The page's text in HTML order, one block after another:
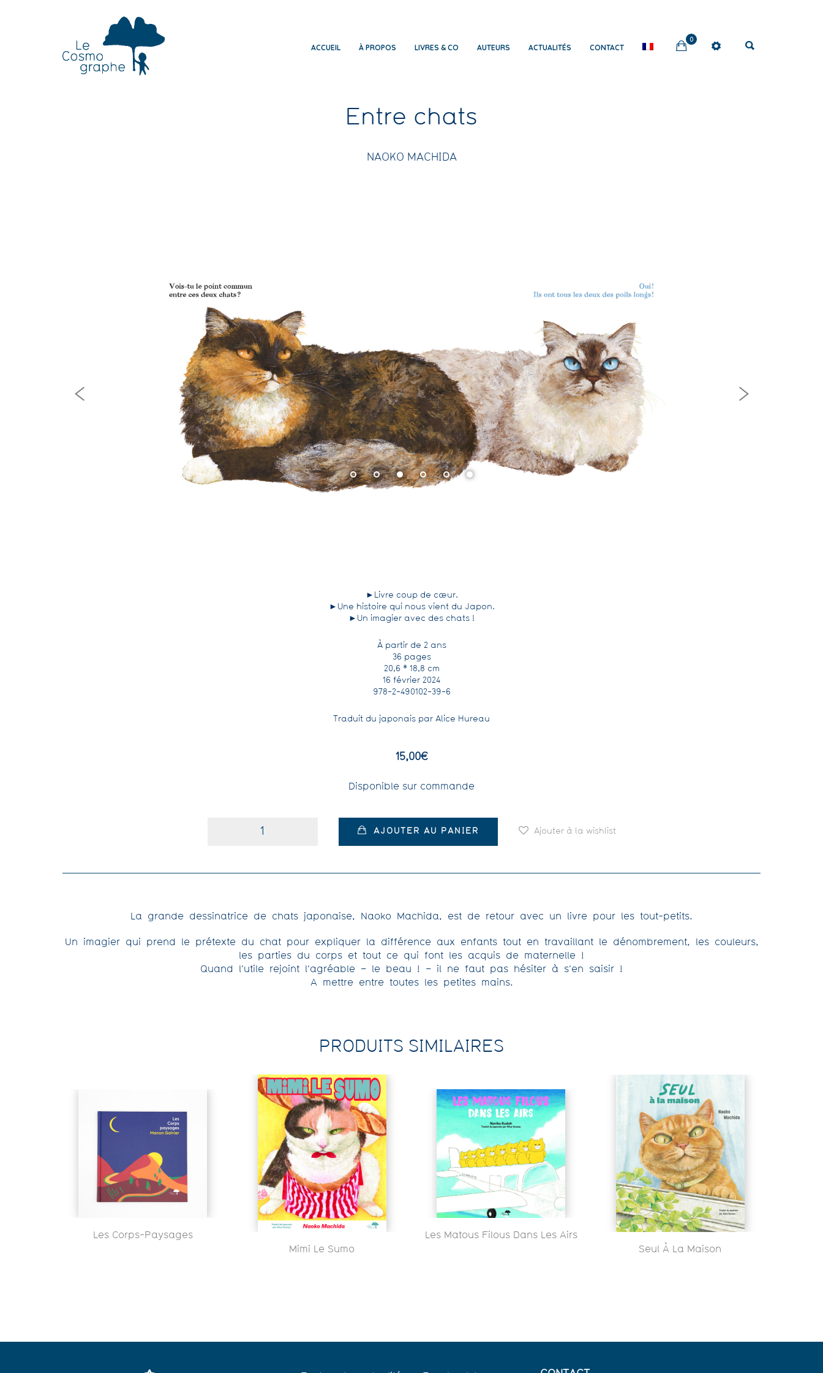
ACCUEIL À PROPOS LIVRES & CO AUTEURS ACTUALITÉS CONTACT
0
Entre chats
NAOKO MACHIDA
►Livre coup de cœur.
►Une histoire qui nous vient du Japon.
►Un imagier avec des chats !
À partir de 2 ans
36 pages
20,6 * 18,8 cm
16 février 2024
978-2-490102-39-6
Traduit du japonais par Alice Hureau
15,00€
Disponible sur commande
AJOUTER AU PANIER
Ajouter à la wishlist
La grande dessinatrice de chats japonaise, Naoko Machida, est de retour avec un livre pour les tout-petits.
Un imagier qui prend le prétexte du chat pour expliquer la différence aux enfants tout en travaillant le dénombrement, les couleurs,
les parties du corps et tout ce qui font les acquis de maternelle !
Quand l’utile rejoint l’agréable – le beau ! – il ne faut pas hésiter à s’en saisir !
A mettre entre toutes les petites mains.
PRODUITS SIMILAIRES
Les Corps-Paysages
Mimi Le Sumo
Les Matous Filous Dans Les Airs
Seul À La Maison